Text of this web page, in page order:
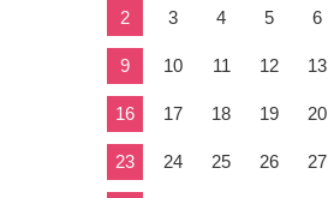
2 3 4 5 6
9 10 11 12 13
16 17 18 19 20
23 24 25 26 27